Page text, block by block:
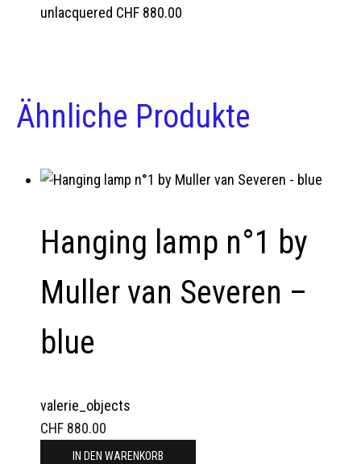
unlacquered CHF 880.00
Ähnliche Produkte
Hanging lamp n°1 by
Muller van Severen –
blue
valerie_objects
CHF 880.00
IN DEN WARENKORB